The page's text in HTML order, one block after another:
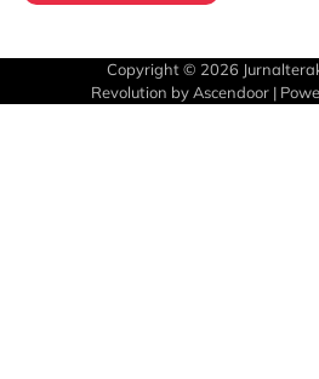
Copyright © 2026
Revolution byAscendoor |